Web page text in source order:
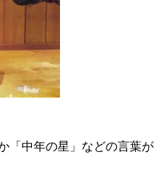
「中年の星」などの言葉が